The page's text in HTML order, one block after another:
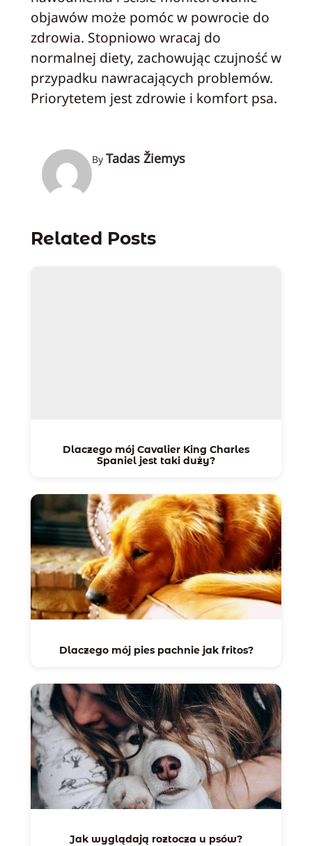
objawów może pomóc w powrocie do
zdrowia. Stopniowo wracaj do
normalnej diety, zachowując czujność w
przypadku nawracających problemów.
Priorytetem jest zdrowie i komfort psa.
By Tadas Žiemys
Related Posts
Dlaczego mój Cavalier King Charles
Spaniel jest taki duży?
Dlaczego mój pies pachnie jak fritos?
Jak wyglądają roztocza u psów?